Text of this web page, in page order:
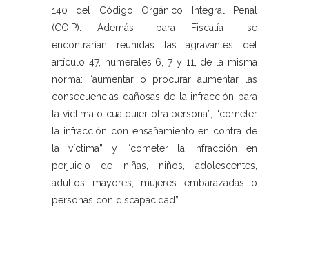
140 del Código Orgánico Integral Penal
(COIP). Además –para Fiscalía–, se
encontrarían reunidas las agravantes del
artículo 47, numerales 6, 7 y 11, de la misma
norma: “aumentar o procurar aumentar las
consecuencias dañosas de la infracción para
la víctima o cualquier otra persona”, “cometer
la infracción con ensañamiento en contra de
la víctima” y “cometer la infracción en
perjuicio de niñas, niños, adolescentes,
adultos mayores, mujeres embarazadas o
personas con discapacidad”.